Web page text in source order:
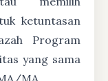
ketuntasan
Program
yang sama